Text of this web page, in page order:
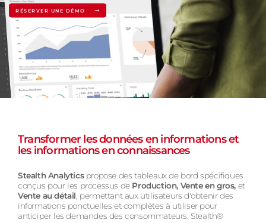
RÉSERVER UNE DÉMO
Transformer les données en informations et
les informations en connaissances
Stealth Analyticspropose des tableaux de bord spécifiques
conçus pour les processus de Production, Vente en gros, et
Vente au détail , permettant aux utilisateurs d'obtenir des
informations ponctuelles et complètes à utiliser pour
anticiper les demandes des consommateurs. Stealth®